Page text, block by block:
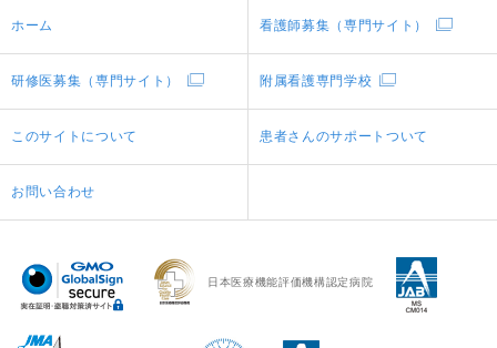
ホーム 看護師募集（専門サイト）
研修医募集（専門サイト） 附属看護専門学校
このサイトについて 患者さんのサポートついて
お問い合わせ
日本医療機能評価機構認定病院